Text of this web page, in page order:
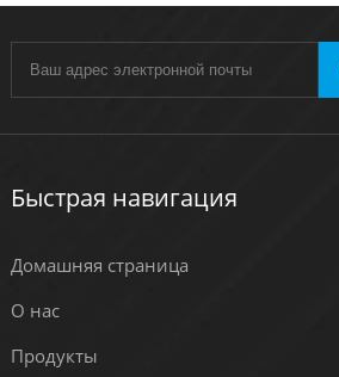
Быстрая навигация
Домашняя страница
О нас
Продукты